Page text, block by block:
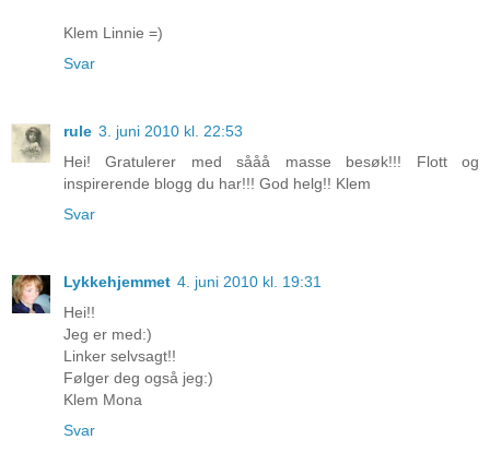
Klem Linnie =)
Svar
rule 3. juni 2010 kl. 22:53
Hei! Gratulerer med sååå masse besøk!!! Flott og
inspirerende blogg du har!!! God helg!! Klem
Svar
Lykkehjemmet 4. juni 2010 kl. 19:31
Hei!!
Jeg er med:)
Linker selvsagt!!
Følger deg også jeg:)
Klem Mona
Svar